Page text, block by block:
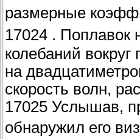
размерные
17024 . Поплавок
колебаний
на
скорость волн,
17025 Услышав,
обнаружил его